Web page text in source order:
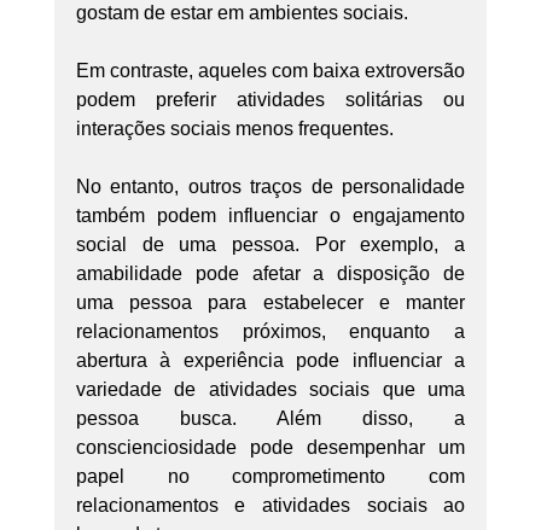
gostam de estar em ambientes sociais.
Em contraste, aqueles com baixa extroversão
podem preferir atividades solitárias ou
interações sociais menos frequentes.
No entanto, outros traços de personalidade
também podem influenciar o engajamento
social de uma pessoa. Por exemplo, a
amabilidade pode afetar a disposição de
uma pessoa para estabelecer e manter
relacionamentos próximos, enquanto a
abertura à experiência pode influenciar a
variedade de atividades sociais que uma
pessoa busca. Além disso, a
conscienciosidade pode desempenhar um
papel no comprometimento com
relacionamentos e atividades sociais ao